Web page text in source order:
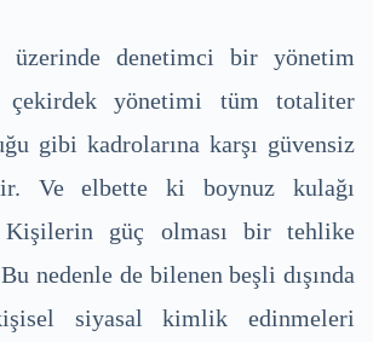
üzerinde denetimci bir yönetim
yönetimi tüm totaliter
gibi kadrolarına karşı güvensiz
Ve elbette ki boynuz kulağı
Kişilerin güç olması bir tehlike
nedenle de bilenen beşli dışında
siyasal kimlik edinmeleri